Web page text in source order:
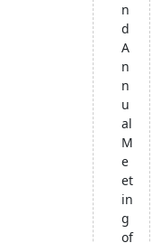
n
d
A
n
n
u
al
M
e
et
in
g
of